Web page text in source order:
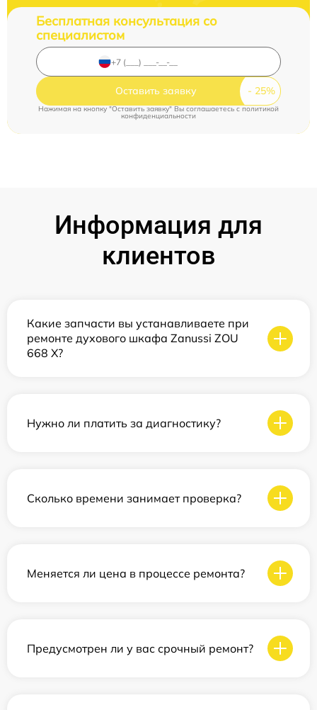
Бесплатная консультация со
специалистом
Оставить заявку
Нажимая на кнопку "Оставить заявку" Вы соглашаетесь cполитикой
конфиденциальности
Информация для
клиентов
Какие запчасти вы устанавливаете при
ремонте духового шкафа Zanussi ZOU
668 X?
Нужно ли платить за диагностику?
Сколько времени занимает проверка?
Меняется ли цена в процессе ремонта?
Предусмотрен ли у вас срочный ремонт?